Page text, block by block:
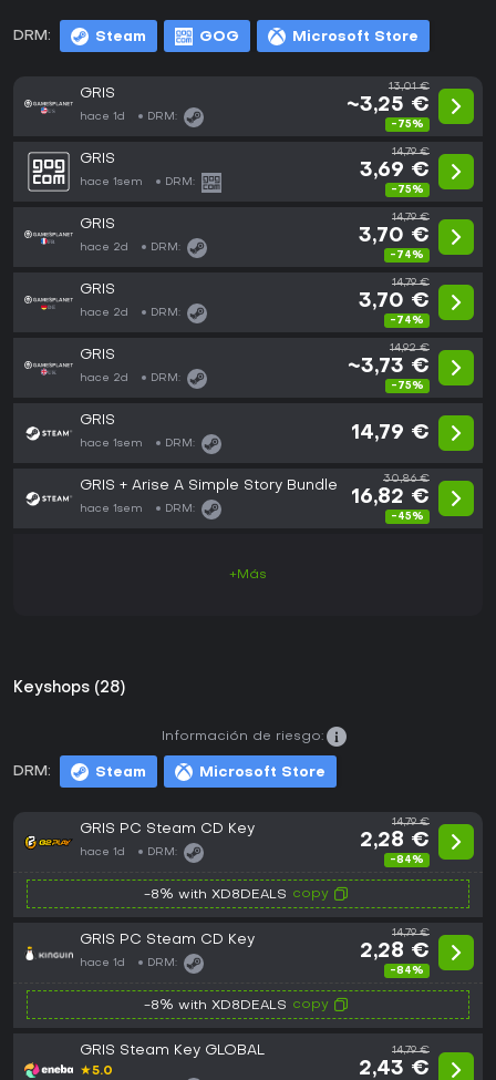
DRM: Steam GOG Microsoft Store
GRIS
hace 1d DRM:
13,01 €
~3,25 €
-75%
GRIS
hace 1sem DRM:
14,79 €
3,69 €
-75%
GRIS
hace 2d DRM:
14,79 €
3,70 €
-74%
GRIS
hace 2d DRM:
14,79 €
3,70 €
-74%
GRIS
hace 2d DRM:
14,92 €
~3,73 €
-75%
GRIS
hace 1sem DRM:
14,79 €
GRIS + Arise A Simple Story Bundle
hace 1sem DRM:
30,86 €
16,82 €
-45%
+Más
Keyshops (28)
DRM: Steam Microsoft Store
Información de riesgo:
GRIS PC Steam CD Key
hace 1d DRM:
14,79 €
2,28 €
-84%
-8% with XD8DEALS copy
GRIS PC Steam CD Key
hace 1d DRM:
14,79 €
2,28 €
-84%
-8% with XD8DEALS copy
GRIS Steam Key GLOBAL
★5.0
14,79 €
2,43 €